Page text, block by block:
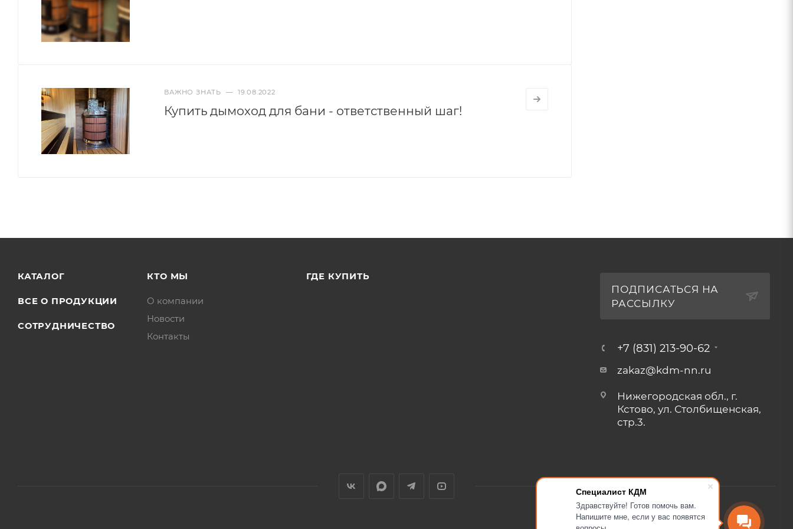
Специалист КДМ
Здравствуйте! Готов помочь вам.
Напишите мне, если у вас появятся
ВАЖНО ЗНАТЬ — 19.08.2022
Купить дымоход для бани - ответственный шаг!
КАТАЛОГ
ВСЕ О ПРОДУКЦИИ
СОТРУДНИЧЕСТВО
КТО МЫ
О компании
Новости
Контакты
ГДЕ КУПИТЬ
ПОДПИСАТЬСЯ НА
РАССЫЛКУ
+7 (831) 213-90-62
zakaz@kdm-nn.ru
Нижегородская обл., г.
Кстово, ул. Столбищенская,
стр.3.